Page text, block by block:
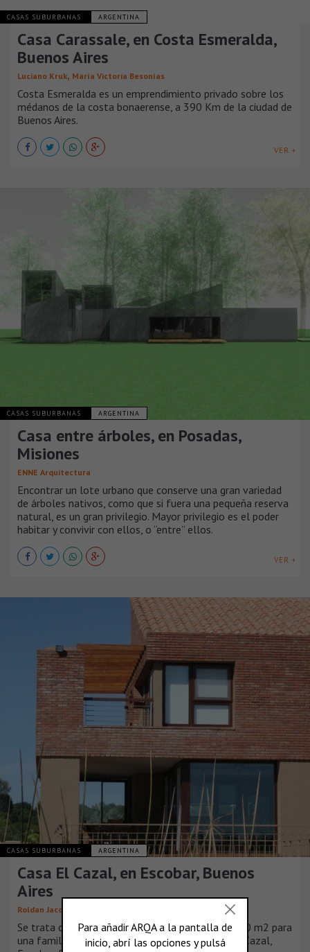
CASAS SUBURBANAS ARGENTINA
Casa Carassale, en Costa Esmeralda,
Buenos Aires
Luciano Kruk, María Victoria Besonías
Costa Esmeralda es un emprendimiento privado sobre los
médanos de la costa bonaerense, a 390 Km de la ciudad de
Buenos Aires.
VER +
CASAS SUBURBANAS ARGENTINA
Casa entre árboles, en Posadas,
Misiones
ENNE Arquitectura
Encontrar un lote urbano que conserve una gran variedad
de árboles nativos, como que si fuera una pequeña reserva
natural, es un gran privilegio. Mayor privilegio es el poder
habitar y convivir con ellos, o “entre” ellos.
VER +
CASAS SUBURBANAS ARGENTINA
Casa El Cazal, en Escobar, Buenos
Aires
Roldan Jacoby
Se trata de una vivienda de aproximadamente 250 m2 para
una familia con tres hijos, en el barrio náutico El Cazal,